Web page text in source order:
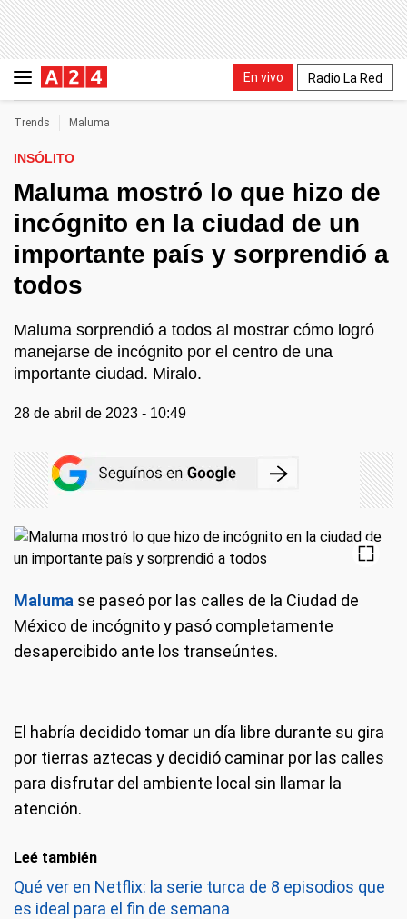
En vivo Radio La Red
Trends Maluma
INSÓLITO
Maluma mostró lo que hizo de
incógnito en la ciudad de un
importante país y sorprendió a
todos
Maluma sorprendió a todos al mostrar cómo logró
manejarse de incógnito por el centro de una
importante ciudad. Miralo.
28 de abril de 2023 - 10:49
Maluma se paseó por las calles de la Ciudad de
México de incógnito y pasó completamente
desapercibido ante los transeúntes.
El habría decidido tomar un día libre durante su gira
por tierras aztecas y decidió caminar por las calles
para disfrutar del ambiente local sin llamar la
atención.
Leé también
Qué ver en Netflix: la serie turca de 8 episodios que
es ideal para el fin de semana